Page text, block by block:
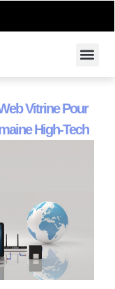
Vitrine Pour
High-Tech